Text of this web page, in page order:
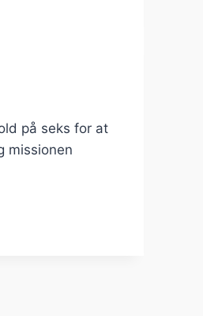
på seks for at
missionen